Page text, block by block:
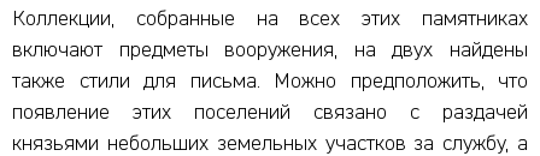
Коллекции, собранные на всех этих памятниках
включают предметы вооружения, на двух найдены
также стили для письма. Можно предположить, что
появление этих поселений связано с раздачей
князьями небольших земельных участков за службу, а